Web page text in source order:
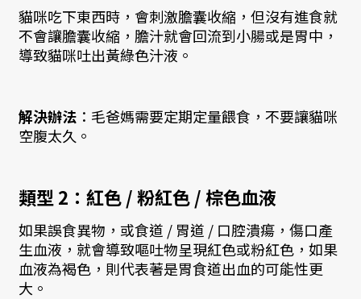
貓咪吃下東西時，會刺激膽囊收縮，但沒有進食就
不會讓膽囊收縮，膽汁就會回流到小腸或是胃中，
導致貓咪吐出黃綠色汁液。
解決辦法 ：毛爸媽需要定期定量餵食，不要讓貓咪
空腹太久。
類型 2：紅色 / 粉紅色 / 棕色血液
如果誤食異物，或食道 / 胃道 / 口腔潰瘍，傷口產
生血液，就會導致嘔吐物呈現紅色或粉紅色，如果
血液為褐色，則代表著是胃食道出血的可能性更
大。